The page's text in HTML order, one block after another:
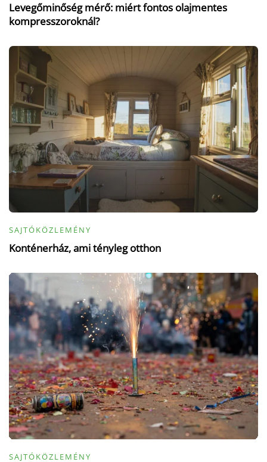
Levegőminőség mérő: miért fontos olajmentes
kompresszoroknál?
SAJTÓKÖZLEMÉNY
Konténerház, ami tényleg otthon
SAJTÓKÖZLEMÉNY